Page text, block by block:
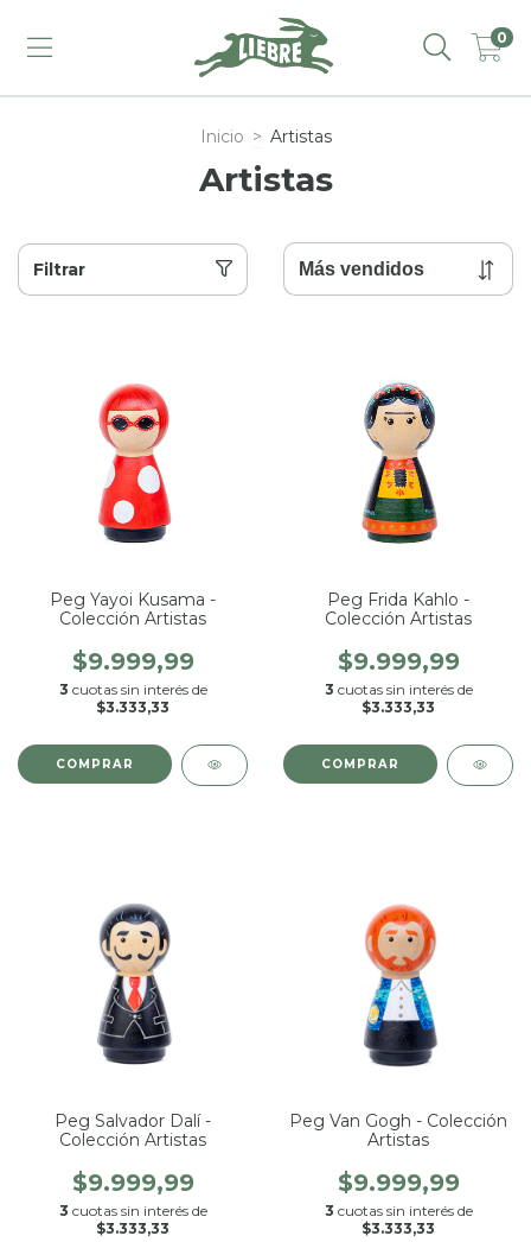
0
Inicio > Artistas
Artistas
Filtrar
Peg Yayoi Kusama -
Colección Artistas
$9.999,99
3 cuotas sin interés de
$3.333,33
Peg Frida Kahlo -
Colección Artistas
$9.999,99
3 cuotas sin interés de
$3.333,33
Peg Salvador Dalí -
Colección Artistas
$9.999,99
3 cuotas sin interés de
$3.333,33
Peg Van Gogh - Colección
Artistas
$9.999,99
3 cuotas sin interés de
$3.333,33